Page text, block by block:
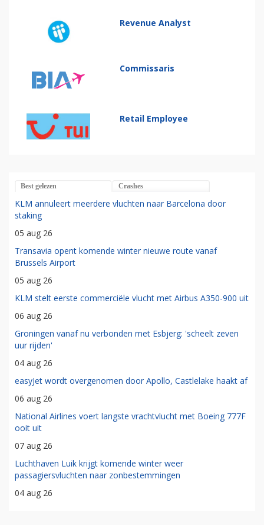
Revenue Analyst
Commissaris
Retail Employee
Best gelezen Crashes
KLM annuleert meerdere vluchten naar Barcelona door
staking
05 aug 26
Transavia opent komende winter nieuwe route vanaf
Brussels Airport
05 aug 26
KLM stelt eerste commerciële vlucht met Airbus A350-900 uit
06 aug 26
Groningen vanaf nu verbonden met Esbjerg: 'scheelt zeven
uur rijden'
04 aug 26
easyJet wordt overgenomen door Apollo, Castlelake haakt af
06 aug 26
National Airlines voert langste vrachtvlucht met Boeing 777F
ooit uit
07 aug 26
Luchthaven Luik krijgt komende winter weer
passagiersvluchten naar zonbestemmingen
04 aug 26